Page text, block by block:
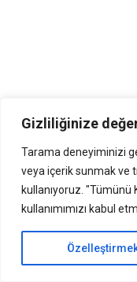
Gizliliğinize
Tarama deneyiminizi
veya içerik sunmak ve
kullanıyoruz. "Tümünü
kullanımımızı kabul
Cumartesi günü saat